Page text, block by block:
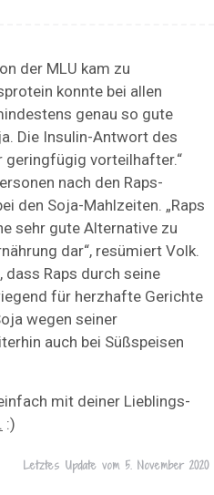
der MLU kam zu
konnte bei allen
genau so gute
Die Insulin-Antwort des
geringfügig vorteilhafter.“
nach den Raps-
den Soja-Mahlzeiten. „Raps
sehr gute Alternative zu
dar“, resümiert Volk.
dass Raps durch seine
für herzhafte Gerichte
wegen seiner
auch bei Süßspeisen
mit deiner Lieblings-
:)
Letztes Update vom 5. November 2020